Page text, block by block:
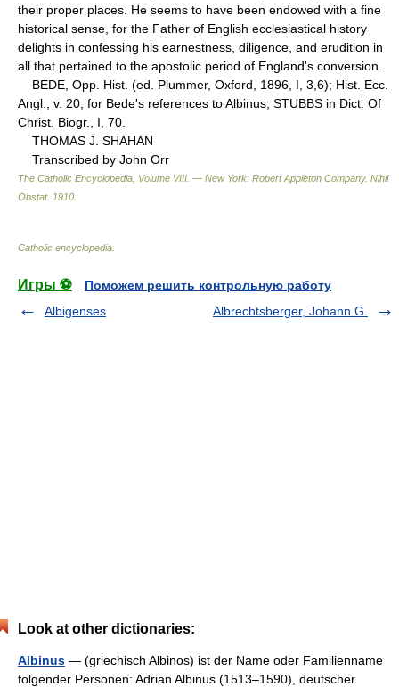
their proper places. He seems to have been endowed with a fine
historical sense, for the Father of English ecclesiastical history
delights in confessing his earnestness, diligence, and erudition in
all that pertained to the apostolic period of England's conversion.
BEDE, Opp. Hist. (ed. Plummer, Oxford, 1896, I, 3,6); Hist. Ecc.
Angl., v. 20, for Bede's references to Albinus; STUBBS in Dict. Of
Christ. Biogr., I, 70.
THOMAS J. SHAHAN
Transcribed by John Orr
The Catholic Encyclopedia, Volume VIII. — New York: Robert Appleton Company. Nihil
Obstat. 1910
Catholic encyclopedia
Игры ⚽
Поможем решить контрольную работу
Albigenses
Albrechtsberger, Johann G.
Look at other dictionaries:
Albinus — (griechisch Albinos) ist der Name oder Familienname
folgender Personen: Adrian Albinus (1513–1590), deutscher